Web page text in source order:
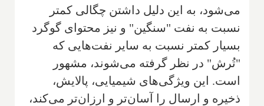
می‌شود، به این دلیل داشتن چگالی کمتر
نسبت به نفت "سنگین" و نیز محتوای گوگرد
بسیار کمتر نسبت به سایر نفت‌هایی که
"تُرش" در نظر گرفته می‌شوند، مشهور
است. این ویژگی‌های شیمیایی، پالایش،
ذخیره و ارسال را آسان‌تر و ارزان‌تر می‌کند،